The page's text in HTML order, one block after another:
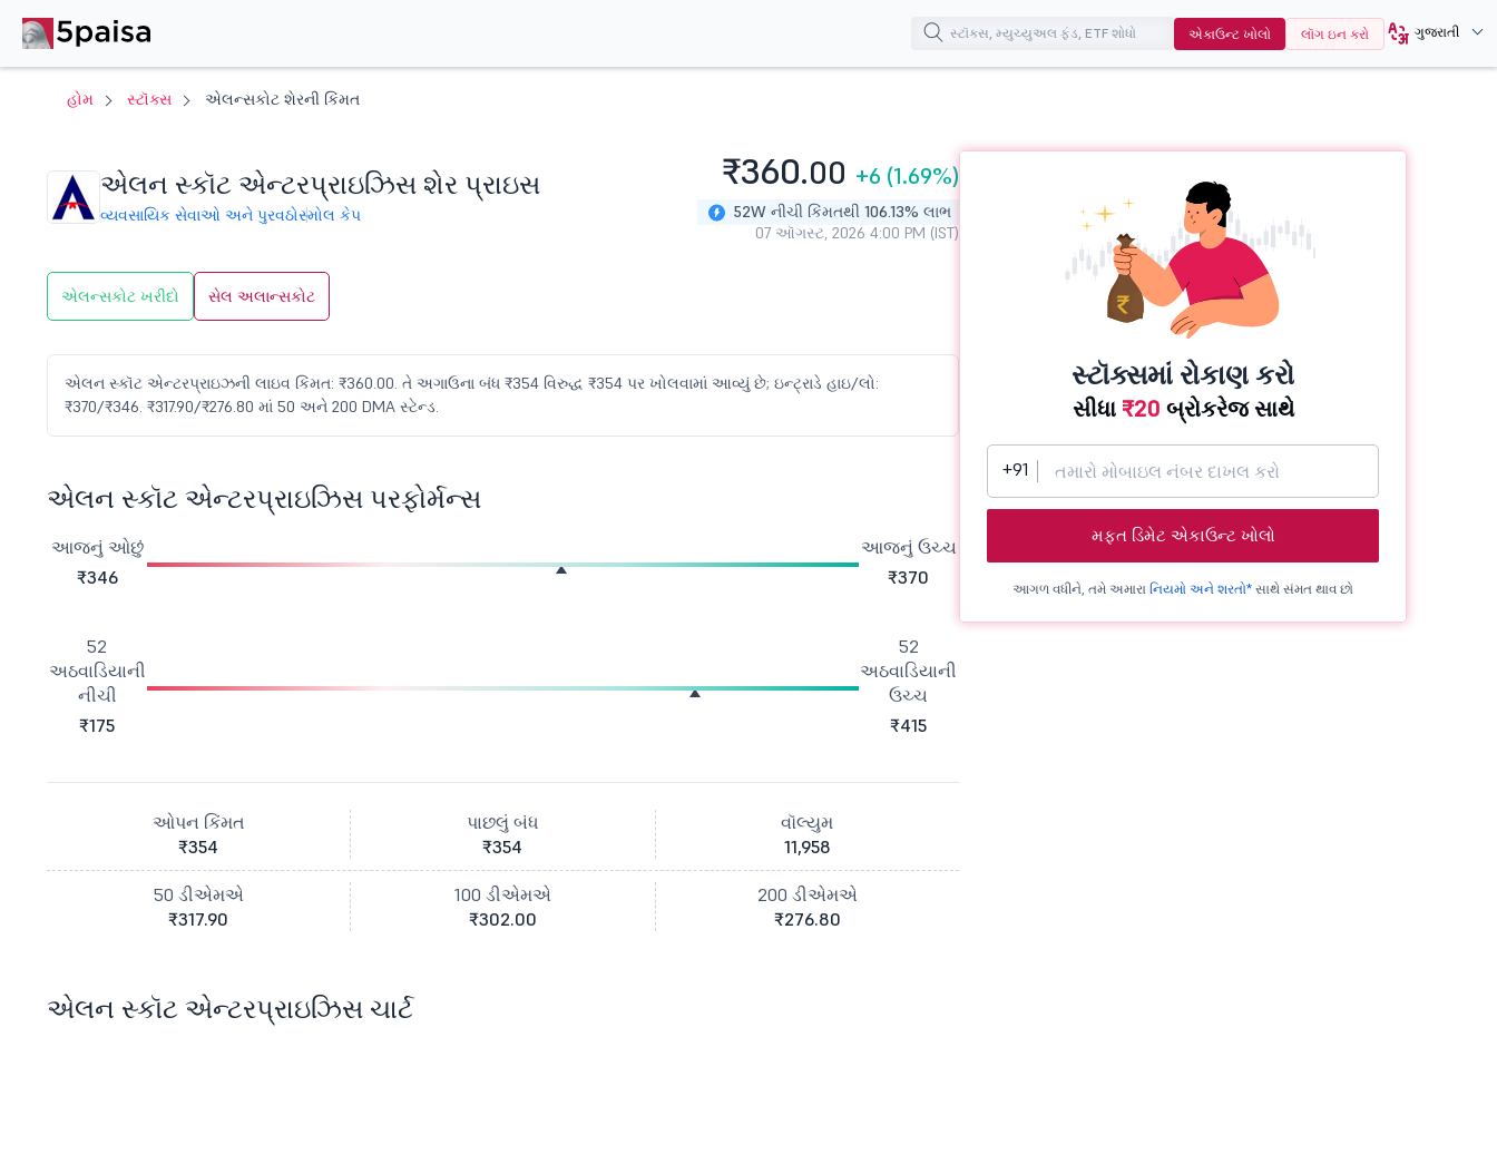
એકાઉન્ટ ખોલો લૉગ ઇન કરો ગુજરાતી
હોમ સ્ટૉક્સ એલન્સકોટ શેરની કિંમત
એલન સ્કૉટ એન્ટરપ્રાઇઝિસ શેર પ્રાઇસ
વ્યવસાયિક સેવાઓ અને પુરવઠોસ્મોલ કેપ
₹360.00 +6 (1.69%)
52W નીચી કિંમતથી 106.13% લાભ
07 ઑગસ્ટ, 2026 4:00 PM (IST)
એલન્સકોટ ખરીદો સેલ અલાન્સકોટ
એલન સ્કૉટ એન્ટરપ્રાઇઝની લાઇવ કિંમત: ₹360.00. તે અગાઉના બંધ ₹354 વિરુદ્ધ ₹354 પર ખોલવામાં આવ્યું છે; ઇન્ટ્રાડે હાઇ/લો:
₹370/₹346. ₹317.90/₹276.80 માં 50 અને 200 DMA સ્ટેન્ડ.
એલન સ્કૉટ એન્ટરપ્રાઇઝિસ પરફોર્મન્સ
આજનું ઓછું
₹346
આજનું ઉચ્ચ
₹370
52
અઠવાડિયાની
નીચી
₹175
52
અઠવાડિયાની
ઉચ્ચ
₹415
ઓપન કિંમત
₹354
પાછલું બંધ
₹354
વૉલ્યુમ
11,958
50 ડીએમએ
₹317.90
100 ડીએમએ
₹302.00
200 ડીએમએ
₹276.80
એલન સ્કૉટ એન્ટરપ્રાઇઝિસ ચાર્ટ
સ્ટૉક્સમાં રોકાણ કરો
સીધા ₹20 બ્રોકરેજ સાથે
+91
મફત ડિમેટ એકાઉન્ટ ખોલો
આગળ વધીને, તમે અમારા નિયમો અને શરતો* સાથે સંમત થાવ છો